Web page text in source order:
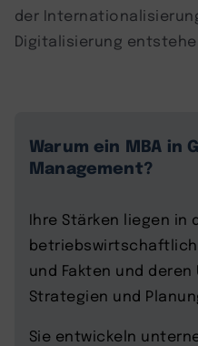
der
Digitalisierung
Warum ein MBA in
Management?
Ihre Stärken liegen in
und Fakten und deren
Strategien und
Sie entwickeln